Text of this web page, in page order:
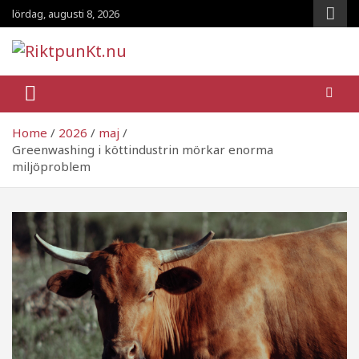
Skip
to
content
lördag, augusti 8, 2026
RiktpunKt.nu
Home 2026
maj
Greenwashing i köttindustrin mörkar enorma
miljöproblem